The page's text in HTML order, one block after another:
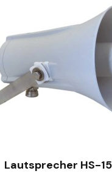
Lautsprecher HS-